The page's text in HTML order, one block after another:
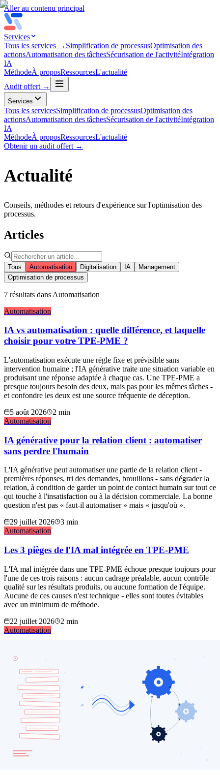
Aller au contenu principal
Services
Tous les services → Simplification de processusOptimisation des
actionsAutomatisation des tâchesSécurisation de l'activitéIntégration
IA
MéthodeÀ proposRessourcesL'actualité
Audit offert →
Services
Tous les servicesSimplification de processusOptimisation des
actionsAutomatisation des tâchesSécurisation de l'activitéIntégration
IA
MéthodeÀ proposRessourcesL'actualité
Obtenir un audit offert →
Actualité
Conseils, méthodes et retours d'expérience sur l'optimisation des
processus.
Articles
Tous Automatisation Digitalisation IA
Management
Optimisation de processus
7 résultats dans Automatisation
Automatisation
IA vs automatisation : quelle différence, et laquelle
choisir pour votre TPE-PME ?
L'automatisation exécute une règle fixe et prévisible sans
intervention humaine ; l'IA générative traite une situation variable en
produisant une réponse adaptée à chaque cas. Une TPE-PME a
presque toujours besoin des deux, mais pas pour les mêmes tâches -
et confondre les deux est une source fréquente de déception.
5 août 2026
2 min
Automatisation
IA générative pour la relation client : automatiser
sans perdre l'humain
L'IA générative peut automatiser une partie de la relation client -
premières réponses, tri des demandes, brouillons - sans dégrader la
relation, à condition de garder un point de contact humain sur tout ce
qui touche à l'insatisfaction ou à la décision commerciale. La bonne
question n'est pas « faut-il automatiser » mais « jusqu'où ».
29 juillet 2026
3 min
Automatisation
Les 3 pièges de l'IA mal intégrée en TPE-PME
L'IA mal intégrée dans une TPE-PME échoue presque toujours pour
l'une de ces trois raisons : aucun cadrage préalable, aucun contrôle
qualité sur les résultats produits, ou aucune formation de l'équipe.
Aucune de ces causes n'est technique - elles sont toutes évitables
avec un minimum de méthode.
22 juillet 2026
2 min
Automatisation
TPE-PME
Un abonnement à ChatGPT ne transforme pas une TPE-PME : c'est
un outil, pas une stratégie. Sans processus autour - quelles tâches,
avec quelles données, validées par qui - il reste cantonné à un usage
individuel ponctuel, jamais à un vrai gain collectif mesurable.
15 juillet 2026
Automatisation
Automatiser sa facturation en TPE-PME : le guide